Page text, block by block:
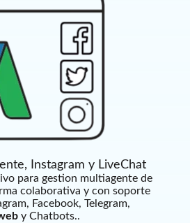
Instagram y LiveChat
para gestion multiagente de
colaborativa y con soporte
Facebook, Telegram,
y Chatbots..